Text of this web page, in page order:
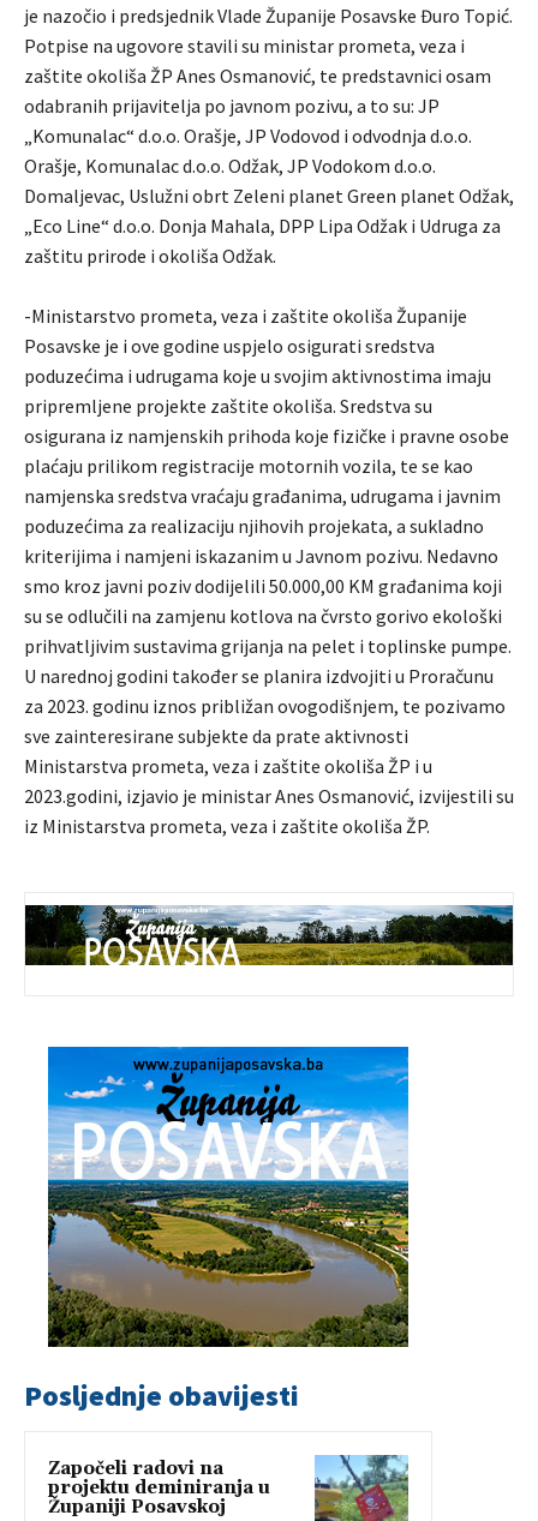
je nazočio i predsjednik Vlade Županije Posavske Đuro Topić.
Potpise na ugovore stavili su ministar prometa, veza i
zaštite okoliša ŽP Anes Osmanović, te predstavnici osam
odabranih prijavitelja po javnom pozivu, a to su: JP
„Komunalac“ d.o.o. Orašje, JP Vodovod i odvodnja d.o.o.
Orašje, Komunalac d.o.o. Odžak, JP Vodokom d.o.o.
Domaljevac, Uslužni obrt Zeleni planet Green planet Odžak,
„Eco Line“ d.o.o. Donja Mahala, DPP Lipa Odžak i Udruga za
zaštitu prirode i okoliša Odžak.
-Ministarstvo prometa, veza i zaštite okoliša Županije
Posavske je i ove godine uspjelo osigurati sredstva
poduzećima i udrugama koje u svojim aktivnostima imaju
pripremljene projekte zaštite okoliša. Sredstva su
osigurana iz namjenskih prihoda koje fizičke i pravne osobe
plaćaju prilikom registracije motornih vozila, te se kao
namjenska sredstva vraćaju građanima, udrugama i javnim
poduzećima za realizaciju njihovih projekata, a sukladno
kriterijima i namjeni iskazanim u Javnom pozivu. Nedavno
smo kroz javni poziv dodijelili 50.000,00 KM građanima koji
su se odlučili na zamjenu kotlova na čvrsto gorivo ekološki
prihvatljivim sustavima grijanja na pelet i toplinske pumpe.
U narednoj godini također se planira izdvojiti u Proračunu
za 2023. godinu iznos približan ovogodišnjem, te pozivamo
sve zainteresirane subjekte da prate aktivnosti
Ministarstva prometa, veza i zaštite okoliša ŽP i u
2023.godini, izjavio je ministar Anes Osmanović, izvijestili su
iz Ministarstva prometa, veza i zaštite okoliša ŽP.
Posljednje obavijesti
Započeli radovi na
projektu deminiranja u
Županiji Posavskoj